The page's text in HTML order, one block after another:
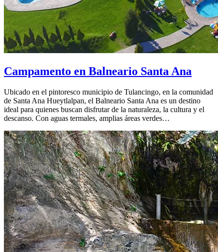
Campamento en Balneario Santa Ana
Ubicado en el pintoresco municipio de Tulancingo, en la comunidad
de Santa Ana Hueytlalpan, el Balneario Santa Ana es un destino
ideal para quienes buscan disfrutar de la naturaleza, la cultura y el
descanso. Con aguas termales, amplias áreas verdes…